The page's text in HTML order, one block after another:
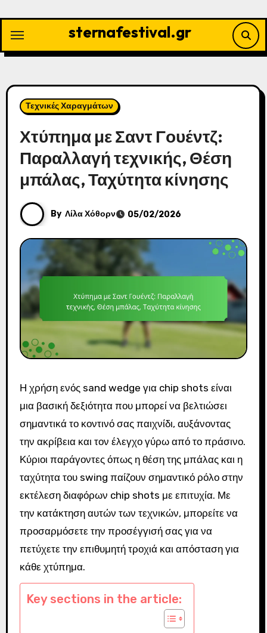
content
sternafestival.gr
Τεχνικές Χαραγμάτων
Χτύπημα με Σαντ Γουέντζ:
Παραλλαγή τεχνικής, Θέση
μπάλας, Ταχύτητα κίνησης
By Λίλα Χόθορν 05/02/2026
Η χρήση ενός sand wedge για chip shots είναι
μια βασική δεξιότητα που μπορεί να βελτιώσει
σημαντικά το κοντινό σας παιχνίδι, αυξάνοντας
την ακρίβεια και τον έλεγχο γύρω από το πράσινο.
Κύριοι παράγοντες όπως η θέση της μπάλας και η
ταχύτητα του swing παίζουν σημαντικό ρόλο στην
εκτέλεση διαφόρων chip shots με επιτυχία. Με
την κατάκτηση αυτών των τεχνικών, μπορείτε να
προσαρμόσετε την προσέγγισή σας για να
πετύχετε την επιθυμητή τροχιά και απόσταση για
κάθε χτύπημα.
Key sections in the article: